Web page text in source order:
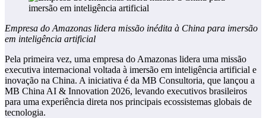
Empresa do Amazonas lidera missão inédita à China para imersão
em inteligência artificial
Pela primeira vez, uma empresa do Amazonas lidera uma missão
executiva internacional voltada à imersão em inteligência artificial e
inovação na China. A iniciativa é da MB Consultoria, que lançou a
MB China AI & Innovation 2026, levando executivos brasileiros
para uma experiência direta nos principais ecossistemas globais de
tecnologia.